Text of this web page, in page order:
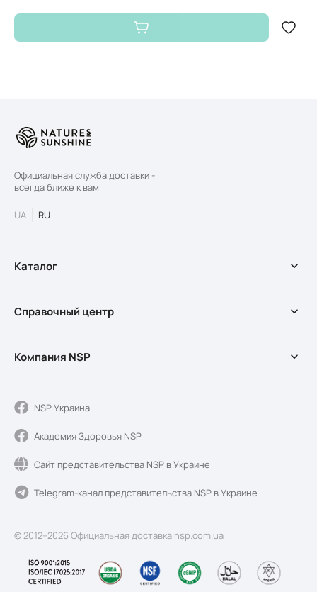
Официальная служба доставки -
всегда ближе к вам
UA RU
Каталог
Оздоровительные программы
Мерч
Справочный центр
Обмен и возврат
Доставка и оплата
Обмен и возврат
Компания NSP
О компании NSP
Новости Sunshine
Блог
Контакты
NSP Украина
Академия Здоровья NSP
Сайт представительства NSP в Украине
Telegram-канал представительства NSP в Украине
© 2012–2026 Официальная доставка nsp.com.ua